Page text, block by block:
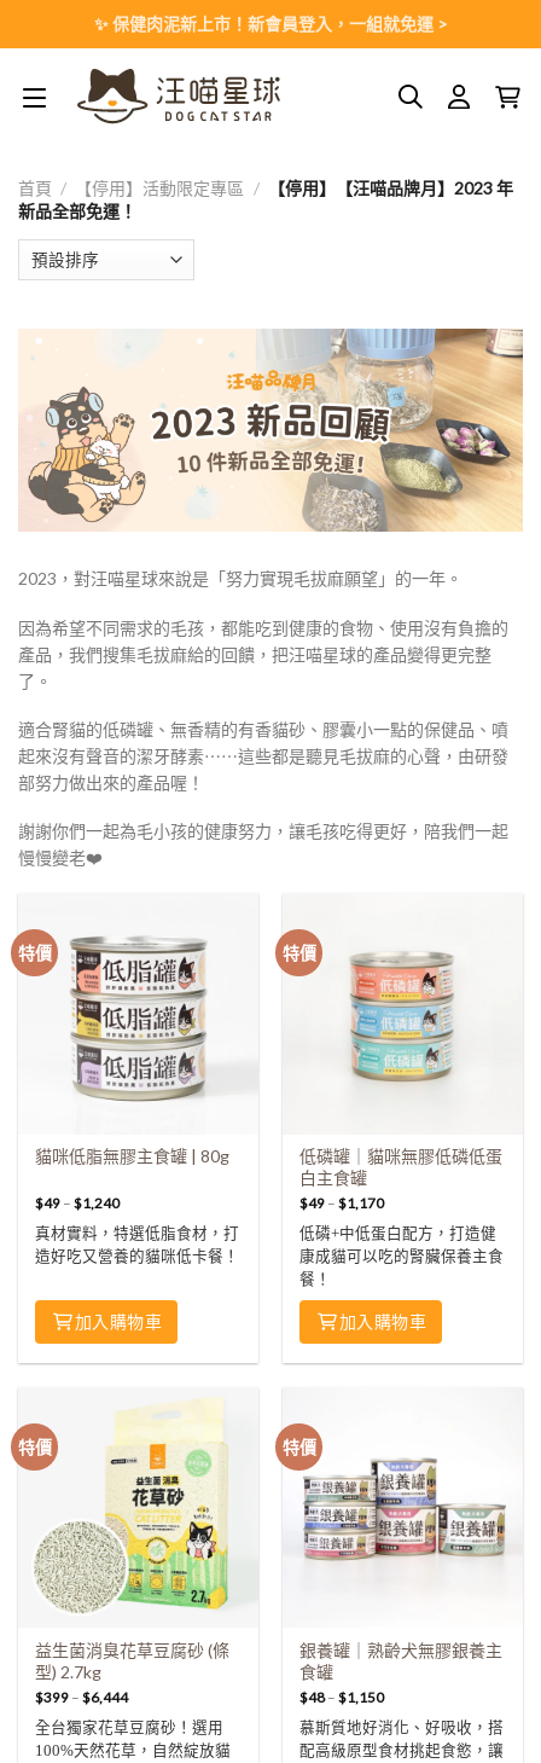
✨ 保健肉泥新上市！新會員登入，一組就免運 >
首頁 / 【停用】活動限定專區 /
【停用】【汪喵品牌月】2023 年
新品全部免運！
2023，對汪喵星球來說是「努力實現毛拔麻願望」的一年。
因為希望不同需求的毛孩，都能吃到健康的食物、使用沒有負擔的
產品，我們搜集毛拔麻給的回饋，把汪喵星球的產品變得更完整
了。
適合腎貓的低磷罐、無香精的有香貓砂、膠囊小一點的保健品、噴
起來沒有聲音的潔牙酵素⋯⋯這些都是聽見毛拔麻的心聲，由研發
部努力做出來的產品喔！
謝謝你們一起為毛小孩的健康努力，讓毛孩吃得更好，陪我們一起
慢慢變老❤️
特價
貓咪低脂無膠主食罐 | 80g
$49 –$1,240
真材實料，特選低脂食材，打
造好吃又營養的貓咪低卡餐！
加入購物車
特價
低磷罐｜貓咪無膠低磷低蛋
白主食罐
$49 –$1,170
低磷+中低蛋白配方，打造健
康成貓可以吃的腎臟保養主食
餐！
加入購物車
特價
益生菌消臭花草豆腐砂 (條
型) 2.7kg
$399 –$6,444
全台獨家花草豆腐砂！選用
100%天然花草，自然綻放貓
特價
銀養罐｜熟齡犬無膠銀養主
食罐
$48–$1,150
慕斯質地好消化、好吸收，搭
配高級原型食材挑起食慾，讓